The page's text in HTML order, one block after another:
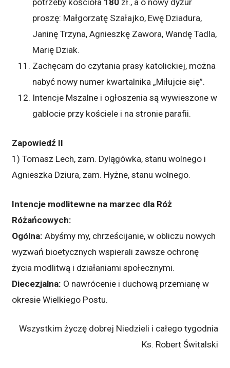
proszę: Małgorzatę Szałajko, Ewę Dziadura,
Janinę Trzyna, Agnieszkę Zawora, Wandę Tadla,
Marię Dziak.
Zachęcam do czytania prasy katolickiej, można
nabyć nowy numer kwartalnika „Miłujcie się”.
Intencje Mszalne i ogłoszenia są wywieszone w
gablocie przy kościele i na stronie parafii.
Zapowiedź II
1) Tomasz Lech, zam. Dylągówka, stanu wolnego i
Agnieszka Dziura, zam. Hyżne, stanu wolnego.
Intencje modlitewne na marzec dla Róż
Różańcowych:
Ogólna: Abyśmy my, chrześcijanie, w obliczu nowych
wyzwań bioetycznych wspierali zawsze ochronę
życia modlitwą i działaniami społecznymi.
Diecezjalna: O nawrócenie i duchową przemianę w
okresie Wielkiego Postu.
Wszystkim życzę dobrej Niedzieli i całego tygodnia
Ks. Robert Świtalski